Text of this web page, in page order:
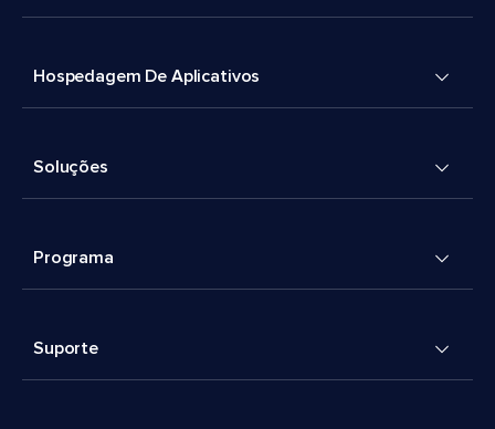
Hospedagem De Aplicativos
Soluções
Programa
Suporte